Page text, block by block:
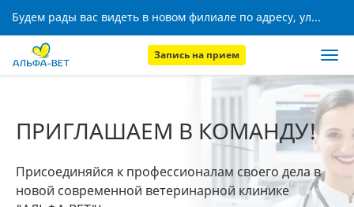
Будем рады вас видеть в новом филиале по адресу, ул. Кижеватова, 8!
Запись на прием
ПРИГЛАШАЕМ В КОМАНДУ!
Присоединяйся к профессионалам своего дела в
новой современной ветеринарной клинике